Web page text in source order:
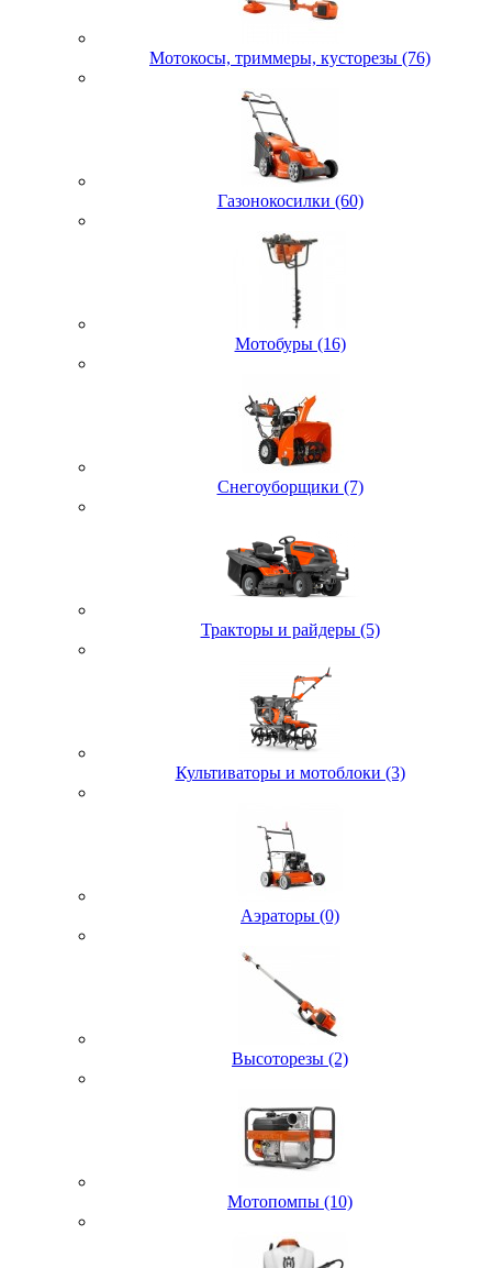
Мотокосы, триммеры, кусторезы (76)
Газонокосилки (60)
Мотобуры (16)
Снегоуборщики (7)
Тракторы и райдеры (5)
Культиваторы и мотоблоки (3)
Аэраторы (0)
Высоторезы (2)
Мотопомпы (10)